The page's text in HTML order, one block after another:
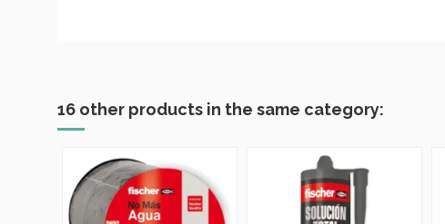
16 other products in the same category: